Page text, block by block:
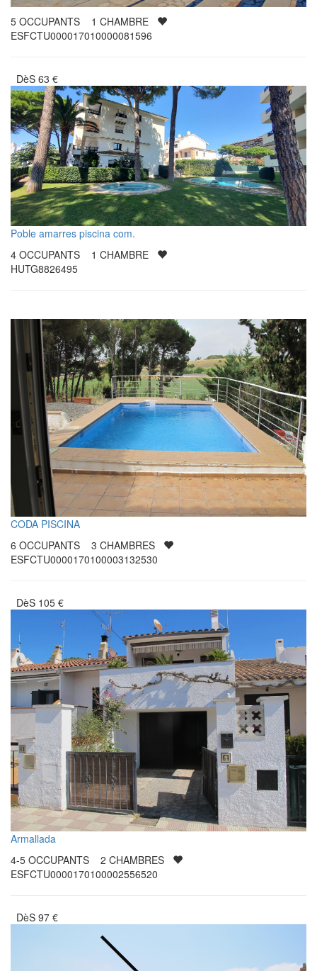
5 OCCUPANTS 1 CHAMBRE
ESFCTU000017010000081596
DèS 63 €
Poble amarres piscina com.
4 OCCUPANTS 1 CHAMBRE
HUTG8826495
CODA PISCINA
6 OCCUPANTS 3 CHAMBRES
ESFCTU0000170100003132530
DèS 105 €
Armallada
4-5 OCCUPANTS 2 CHAMBRES
ESFCTU0000170100002556520
DèS 97 €